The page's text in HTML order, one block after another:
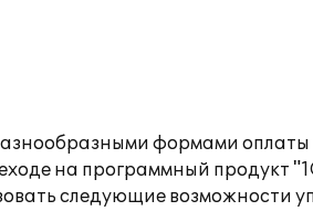
формами
на программный продукт
следующие возможности